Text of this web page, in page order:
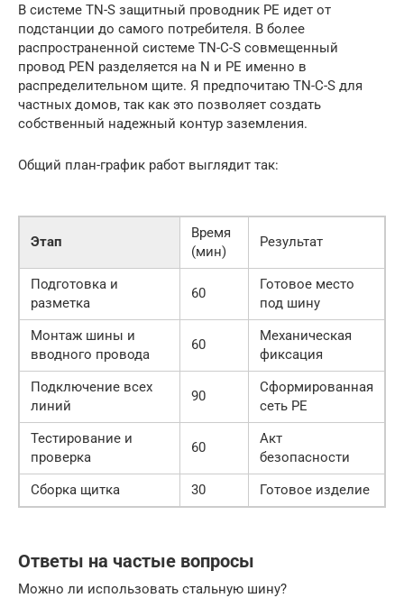
В системе TN-S защитный проводник PE идет от
подстанции до самого потребителя. В более
распространенной системе TN-C-S совмещенный
провод PEN разделяется на N и PE именно в
распределительном щите. Я предпочитаю TN-C-S для
частных домов, так как это позволяет создать
собственный надежный контур заземления.
Общий план-график работ выглядит так:
Этап
Время
(мин)
Результат
Подготовка и
разметка
60
Готовое место
под шину
Монтаж шины и
вводного провода
60
Механическая
фиксация
Подключение всех
линий
90
Сформированная
сеть PE
Тестирование и
проверка
60
Акт
безопасности
Сборка щитка
30 Готовое изделие
Ответы на частые вопросы
Можно ли использовать стальную шину?